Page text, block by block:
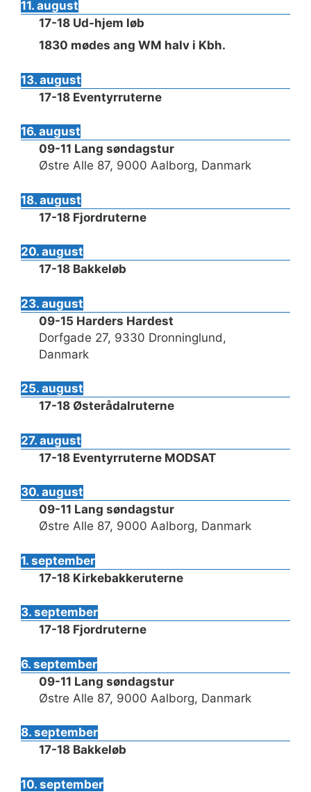
11. august
17-18 Ud-hjem løb
1830 mødes ang WM halv i Kbh.
13. august
17-18 Eventyrruterne
16. august
09-11 Lang søndagstur
Østre Alle 87, 9000 Aalborg, Danmark
18. august
17-18 Fjordruterne
20. august
17-18 Bakkeløb
23. august
09-15 Harders Hardest
Dorfgade 27, 9330 Dronninglund,
Danmark
25. august
17-18 Østerådalruterne
27. august
17-18 Eventyrruterne MODSAT
30. august
09-11 Lang søndagstur
Østre Alle 87, 9000 Aalborg, Danmark
1. september
17-18 Kirkebakkeruterne
3. september
17-18 Fjordruterne
6. september
09-11 Lang søndagstur
Østre Alle 87, 9000 Aalborg, Danmark
8. september
17-18 Bakkeløb
10. september